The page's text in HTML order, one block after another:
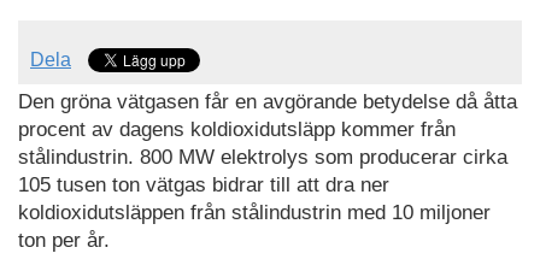
Dela
Den gröna vätgasen får en avgörande betydelse då åtta
procent av dagens koldioxidutsläpp kommer från
stålindustrin. 800 MW elektrolys som producerar cirka
105 tusen ton vätgas bidrar till att dra ner
koldioxidutsläppen från stålindustrin med 10 miljoner
ton per år.